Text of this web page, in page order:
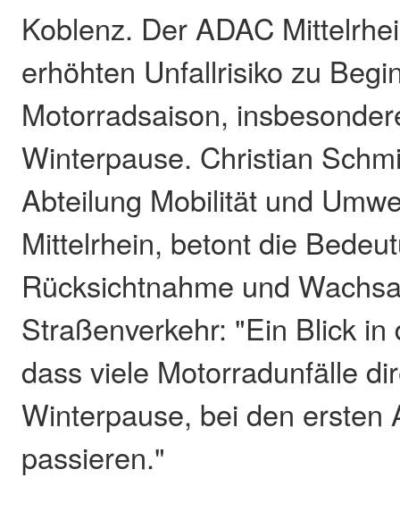
Koblenz. Der ADAC
erhöhten Unfallrisiko zu
Motorradsaison,
Winterpause. Christian
Abteilung Mobilität und
Mittelrhein, betont die
Rücksichtnahme und
Straßenverkehr: "Ein Blick in
dass viele Motorradunfälle
Winterpause, bei den ersten
passieren."